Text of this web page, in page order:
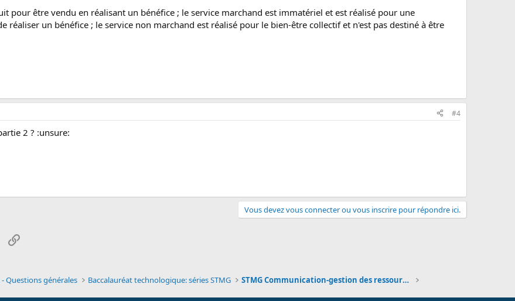
pour être vendu en réalisant un bénéfice ; le service marchand est immatériel et est réalisé pour une
réaliser un bénéfice ; le service non marchand est réalisé pour le bien-être collectif et n'est pas destiné à être
#4
2 ? :unsure:
Vous devez vous connecter ou vous inscrire pour répondre ici.
Lien
- Questions générales Baccalauréat technologique: séries STMG STMG Communication-gestion des ressources humain